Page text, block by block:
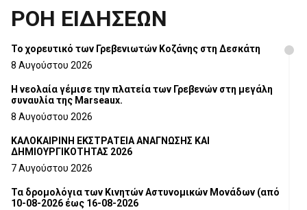
ΡΟΗ ΕΙΔΗΣΕΩΝ
Το χορευτικό των Γρεβενιωτών Κοζάνης στη Δεσκάτη
8 Αυγούστου 2026
Η νεολαία γέμισε την πλατεία των Γρεβενών στη μεγάλη
συναυλία της Marseaux.
8 Αυγούστου 2026
ΚΑΛΟΚΑΙΡΙΝΗ ΕΚΣΤΡΑΤΕΙΑ ΑΝΑΓΝΩΣΗΣ ΚΑΙ
ΔΗΜΙΟΥΡΓΙΚΟΤΗΤΑΣ 2026
7 Αυγούστου 2026
Τα δρομολόγια των Κινητών Αστυνομικών Μονάδων (από
10-08-2026 έως 16-08-2026